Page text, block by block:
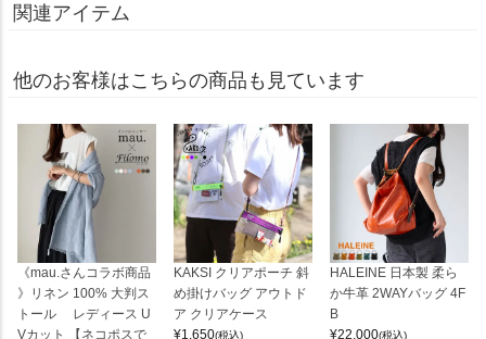
関連アイテム
他のお客様はこちらの商品も見ています
《mau.さんコラボ商品
》リネン 100% 大判ス
トール レディース U
Vカット 【ネコポスで
KAKSI クリアポーチ 斜
め掛けバッグ アウトド
ア クリアケース
¥1,650(税込)
HALEINE 日本製 柔ら
か牛革 2WAYバッグ 4F
B
¥22,000(税込)